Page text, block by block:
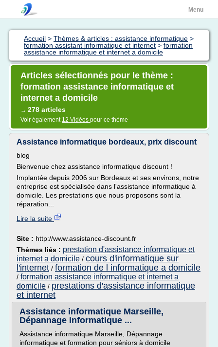
Menu
Accueil > Thèmes & articles : assistance informatique >
formation assistant informatique et internet > formation
assistance informatique et internet a domicile
Articles sélectionnés pour le thème :
formation assistance informatique et
internet a domicile
→ 278 articles
Voir également 12 Vidéos pour ce thème
Assistance informatique bordeaux, prix discount
blog
Bienvenue chez assistance informatique discount !
Implantée depuis 2006 sur Bordeaux et ses environs, notre
entreprise est spécialisée dans l'assistance informatique à
domicile. Les prestations que nous proposons sont la
réparation...
Lire la suite
Site : http://www.assistance-discount.fr
Thèmes liés : prestation d'assistance informatique et
internet a domicile / cours d'informatique sur
l'internet / formation de l informatique a domicile
/ formation assistance informatique et internet a
domicile / prestations d'assistance informatique
et internet
Assistance informatique Marseille,
Dépannage informatique ...
Assistance informatique Marseille, Dépannage
informatique et formation pour séniors à domicile